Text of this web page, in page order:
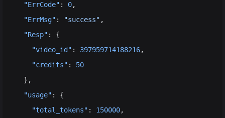
  "ErrCode"
: 0,
  "ErrMsg"
: "success" ,
  "Resp"
: {
    "video_id"
: 397959714188216,
    "credits"
: 50
  },
  "usage"
: {
    "total_tokens"
: 150000,